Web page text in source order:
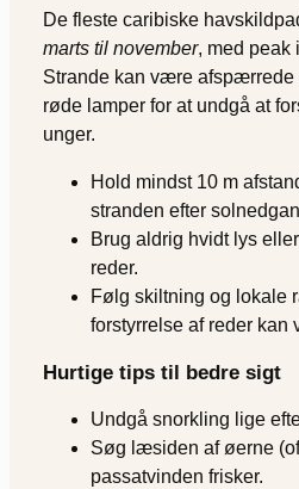
De fleste caribiske
marts til november, med peak
Strande kan være afspærrede
røde lamper for at undgå at
unger.
Hold mindst 10 m
stranden efter
Brug aldrig hvidt lys
reder.
Følg skiltning og lokale
forstyrrelse af reder kan
Hurtige tips til bedre sigt
Undgå snorkling lige
Søg læsiden af øerne
passatvinden frisker.